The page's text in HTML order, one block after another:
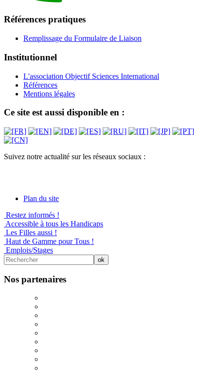
Références pratiques
Remplissage du Formulaire de Liaison
Institutionnel
L'association Objectif Sciences International
Références
Mentions légales
Ce site est aussi disponible en :
Suivez notre actualité sur les réseaux sociaux :
Plan du site
Restez informés !
Accessible à tous les Handicaps
Les Filles aussi !
Haut de Gamme pour Tous !
Emplois/Stages
Nos partenaires